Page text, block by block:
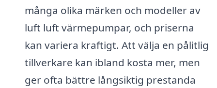
många olika märken och modeller av
luft luft värmepumpar, och priserna
kan variera kraftigt. Att välja en pålitlig
tillverkare kan ibland kosta mer, men
ger ofta bättre långsiktig prestanda